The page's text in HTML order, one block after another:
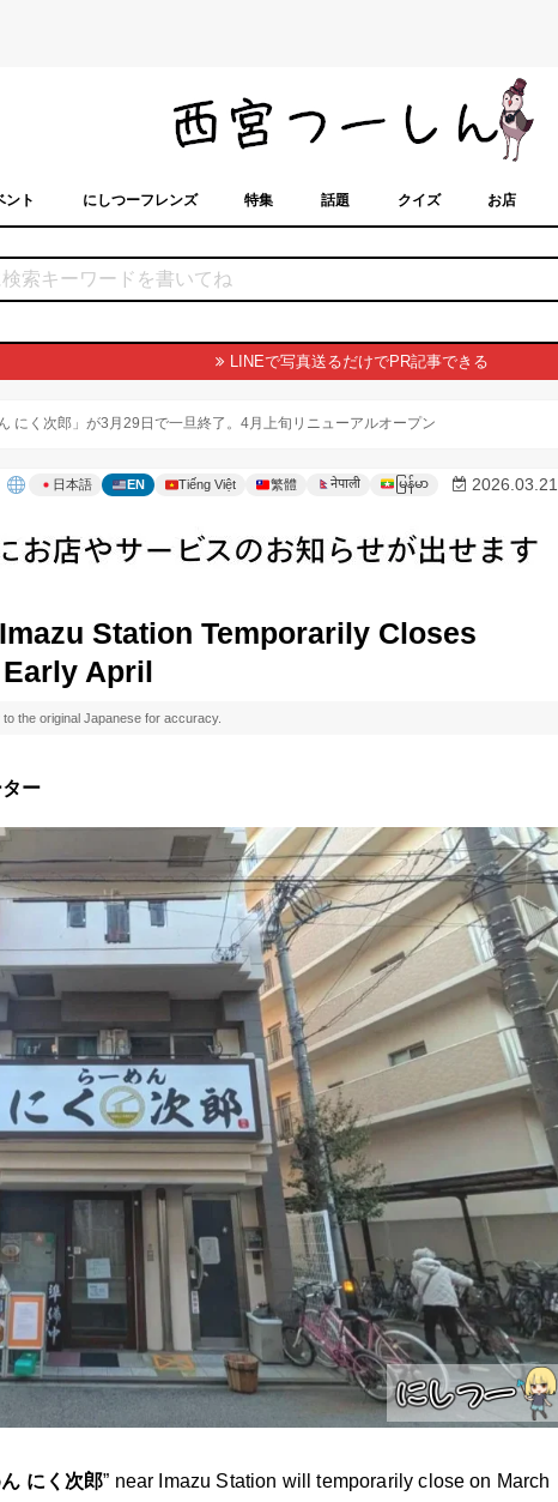
ント にしつーフレンズ 特集 話題 クイズ お店
LINEで写真送るだけでPR記事できる
にく次郎」が3月29日で一旦終了。4月上旬リニューアルオープン
日本語 EN Tiếng Việt 繁體 नेपाली မြန်မာ 2026.03.21
Station Temporarily Closes
April
the original Japanese for accuracy.
ー
にく次郎” near Imazu Station will temporarily close on March